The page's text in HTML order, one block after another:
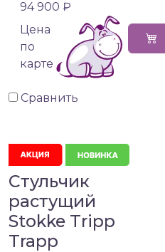
94 900 ₽
Цена
по
карте
Сравнить
Стульчик
растущий
Stokke Tripp
Trapp